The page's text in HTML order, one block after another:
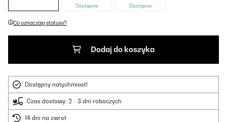
Dostępne Dostępne
Co oznaczają statusy?
Dodaj do koszyka
Dostępny natychmiast!
Czas dostawy: 2 - 3 dni roboczych
14 dni na zwrot